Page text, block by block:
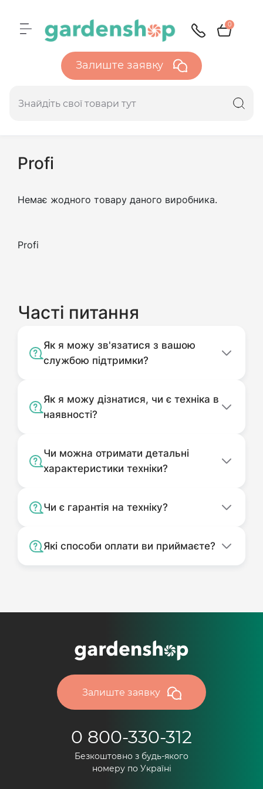
0
Залиште заявку
Profi
Немає жодного товару даного виробника.
Profi
Часті питання
Як я можу зв'язатися з вашою
службою підтримки?
Як я можу дізнатися, чи є техніка в
наявності?
Чи можна отримати детальні
характеристики техніки?
Чи є гарантія на техніку?
Які способи оплати ви приймаєте?
Залиште заявку
0 800-330-312
Безкоштовно з будь-якого
номеру по Україні